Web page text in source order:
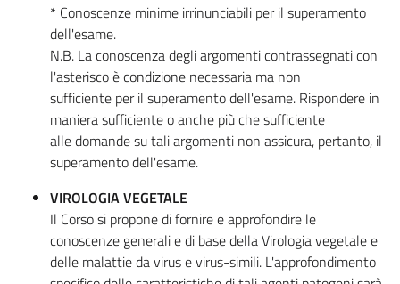
* Conoscenze minime irrinunciabili per il superamento
dell'esame.
N.B. La conoscenza degli argomenti contrassegnati con
l'asterisco è condizione necessaria ma non
sufficiente per il superamento dell'esame. Rispondere in
maniera sufficiente o anche più che sufficiente
alle domande su tali argomenti non assicura, pertanto, il
superamento dell'esame.
VIROLOGIA VEGETALE
Il Corso si propone di fornire e approfondire le
conoscenze generali e di base della Virologia vegetale e
delle malattie da virus e virus-simili. L'approfondimento